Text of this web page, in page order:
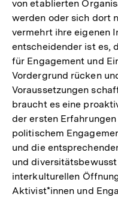
von etablierten
werden oder sich dort
vermehrt ihre eigenen
entscheidender ist es,
für Engagement und
Vordergrund rücken
Voraussetzungen
braucht es eine
der ersten
politischem
und die
und
interkulturellen
Aktivist*innen und